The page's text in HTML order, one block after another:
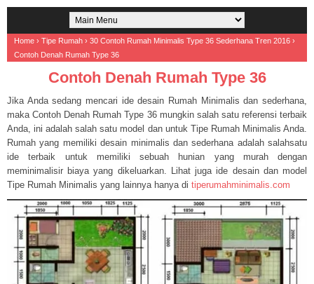
Home › Tipe Rumah › 30 Contoh Rumah Minimalis Type 36 Sederhana Tren 2016 ›
Contoh Denah Rumah Type 36
Contoh Denah Rumah Type 36
Jika Anda sedang mencari ide desain Rumah Minimalis dan sederhana,
maka Contoh Denah Rumah Type 36 mungkin salah satu referensi terbaik
Anda, ini adalah salah satu model dan untuk Tipe Rumah Minimalis Anda.
Rumah yang memiliki desain minimalis dan sederhana adalah salahsatu
ide terbaik untuk memiliki sebuah hunian yang murah dengan
meminimalisir biaya yang dikeluarkan. Lihat juga ide desain dan model
Tipe Rumah Minimalis yang lainnya hanya di tiperumahminimalis.com